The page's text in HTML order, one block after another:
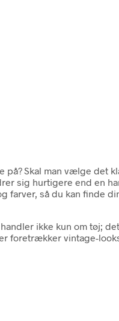
Skal man vælge det
sig hurtigere end en
så du kan finde
ikke kun om tøj;
foretrækker vintage-